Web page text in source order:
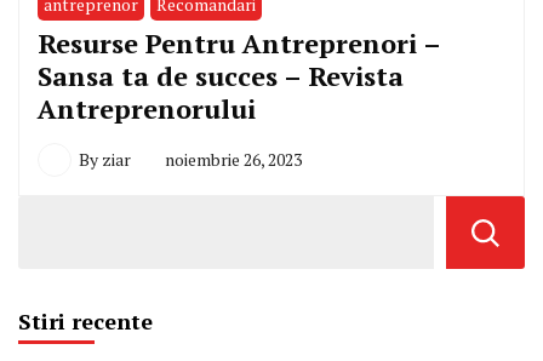
antreprenor Recomandari
Resurse Pentru Antreprenori –
Sansa ta de succes – Revista
Antreprenorului
By ziar noiembrie 26, 2023
Stiri recente